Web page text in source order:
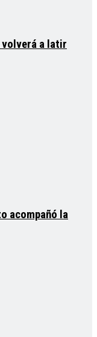
volverá a latir
acompañó la